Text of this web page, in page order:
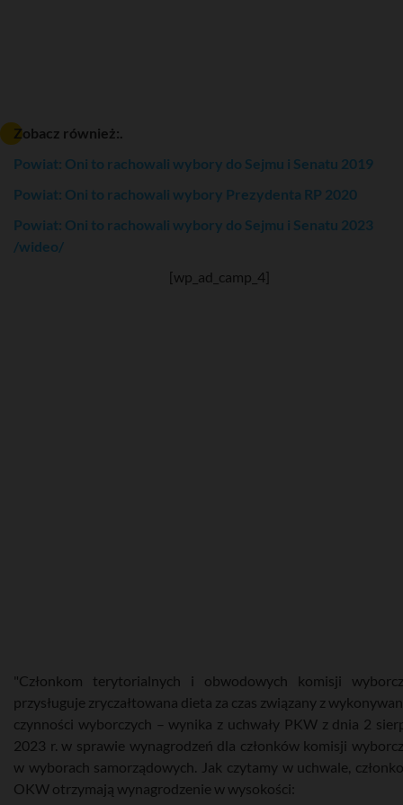
Zobacz również:.
Powiat: Oni to rachowali wybory do Sejmu i Senatu 2019
Powiat: Oni to rachowali wybory Prezydenta RP 2020
Powiat: Oni to rachowali wybory do Sejmu i Senatu 2023
/wideo/
[wp_ad_camp_4]
"Członkom terytorialnych i obwodowych komisji
przysługuje zryczałtowana dieta za czas związany z
czynności wyborczych – wynika z uchwały PKW z dnia 2
2023 r. w sprawie wynagrodzeń dla członków komisji
w wyborach samorządowych. Jak czytamy w uchwale,
OKW otrzymają wynagrodzenie w wysokości: